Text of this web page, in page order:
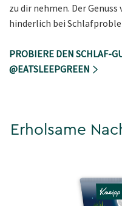
zu dir nehmen. Der
hinderlich bei
PROBIERE DEN SCHLAF-
@EATSLEEPGREEN
Erholsame